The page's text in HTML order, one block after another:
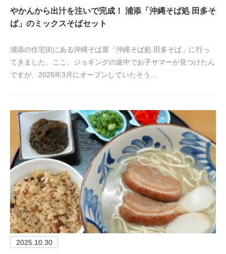
やかんから出汁を注いで完成！ 浦添「沖縄そば処 田多そ
ば」のミックスそばセット
浦添の住宅街にある沖縄そば屋「沖縄そば処 田多そば」に行っ
てきました。ここ、ジョギングの途中でお子サマーが見つけたん
ですが、2025年3月にオープンしていたそう…
2025.10.30